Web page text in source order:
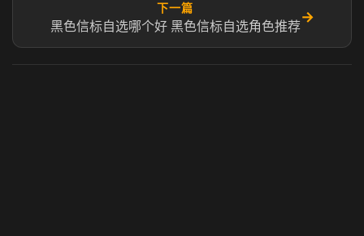
下一篇
黑色信标自选哪个好 黑色信标自选角色推荐
→